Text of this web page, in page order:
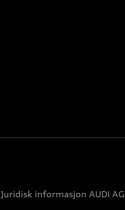
Juridisk informasjon AUDI AG